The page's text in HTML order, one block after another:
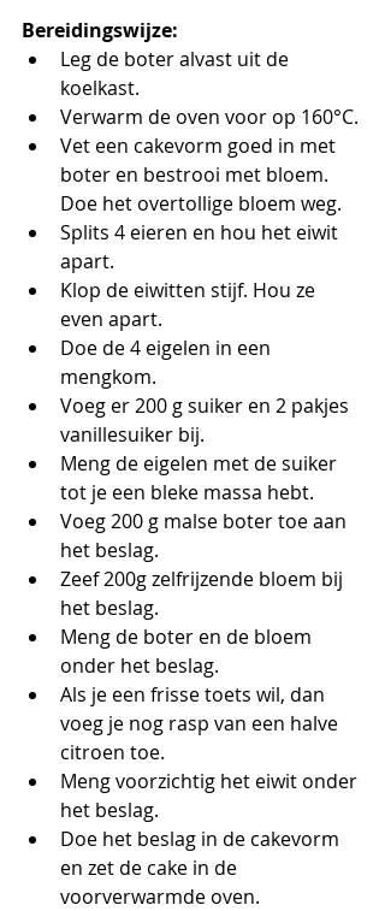
Bereidingswijze:
Leg de boter alvast uit de
koelkast.
Verwarm de oven voor op 160°C.
Vet een cakevorm goed in met
boter en bestrooi met bloem.
Doe het overtollige bloem weg.
Splits 4 eieren en hou het eiwit
apart.
Klop de eiwitten stijf. Hou ze
even apart.
Doe de 4 eigelen in een
mengkom.
Voeg er 200 g suiker en 2 pakjes
vanillesuiker bij.
Meng de eigelen met de suiker
tot je een bleke massa hebt.
Voeg 200 g malse boter toe aan
het beslag.
Zeef 200g zelfrijzende bloem bij
het beslag.
Meng de boter en de bloem
onder het beslag.
Als je een frisse toets wil, dan
voeg je nog rasp van een halve
citroen toe.
Meng voorzichtig het eiwit onder
het beslag.
Doe het beslag in de cakevorm
en zet de cake in de
voorverwarmde oven.